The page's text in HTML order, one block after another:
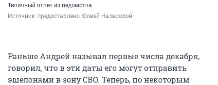
Типичный ответ из ведомства
Источник: предоставлено Юлией Назаровой
Раньше Андрей называл первые числа декабря,
говорил, что в эти даты его могут отправить
эшелонами в зону СВО. Теперь, по некоторым